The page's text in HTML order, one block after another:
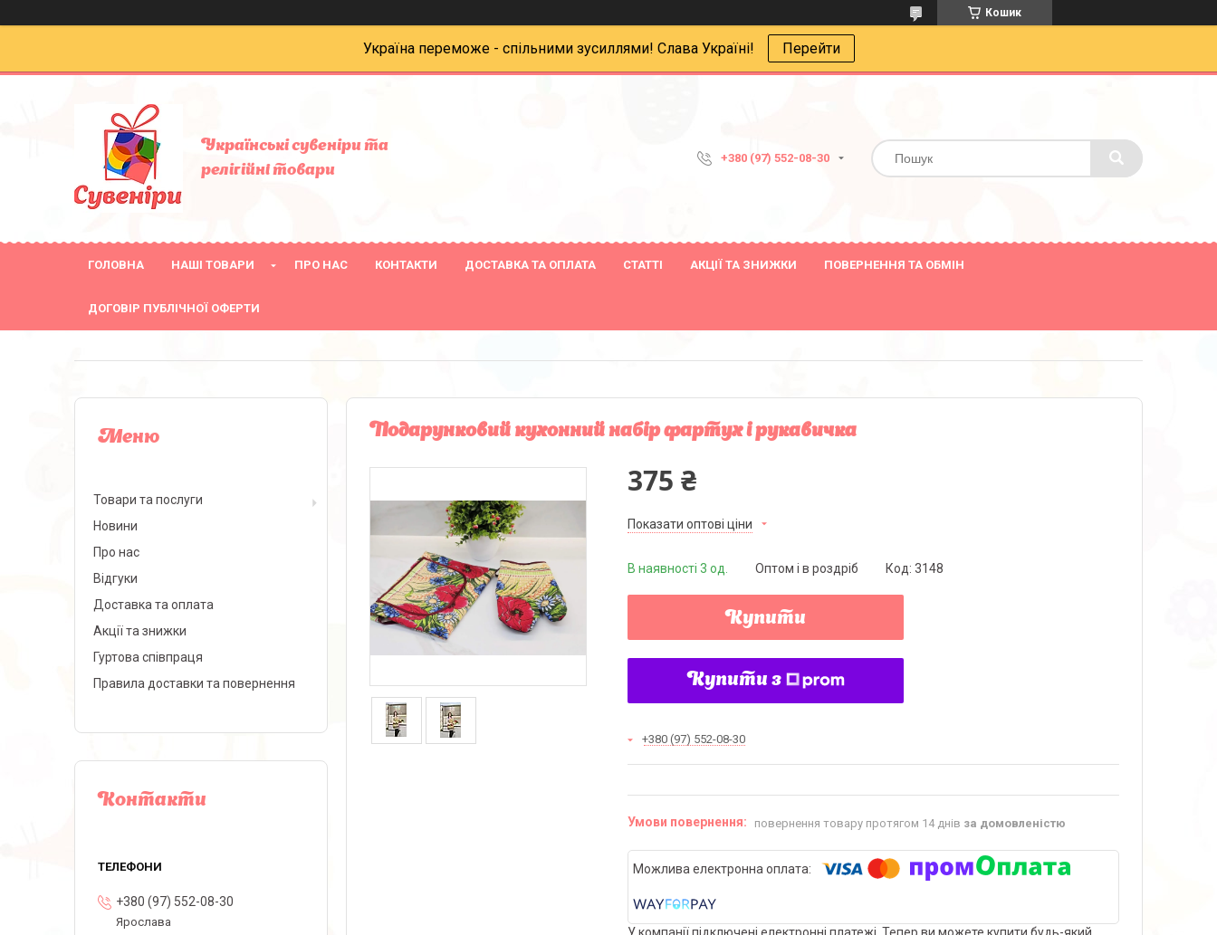
Кошик
Україна переможе - спільними зусиллями! Слава Україні! Перейти
Українські сувеніри та
релігійнi товари
+380 (97) 552-08-30
ГОЛОВНА НАШІ ТОВАРИ ПРО НАС КОНТАКТИ ДОСТАВКА ТА ОПЛАТА СТАТТІ АКЦІЇ ТА ЗНИЖКИ ПОВЕРНЕННЯ ТА ОБМІН
ДОГОВІР ПУБЛІЧНОЇ ОФЕРТИ
Подарунковий кухонний набір фартух і рукавичка
375 ₴
Показати оптові ціни
В наявності 3 од. Оптом і в роздріб Код: 3148
Купити
Купити з
+380 (97) 552-08-30
повернення товару протягом 14 днів за домовленістю
У компанії підключені електронні платежі. Тепер ви можете купити будь-який
Товари та послуги
Новини
Про нас
Відгуки
Доставка та оплата
Акції та знижки
Гуртова співпраця
Правила доставки та повернення
Контакти
+380 (97) 552-08-30
Ярослава